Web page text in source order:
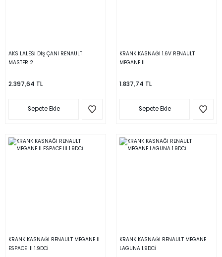
AKS LALESİ DIŞ ÇANI RENAULT
MASTER 2
2.397,64 TL
Sepete Ekle
KRANK KASNAĞI 1.6V RENAULT
MEGANE II
1.837,74 TL
Sepete Ekle
KRANK KASNAĞI RENAULT MEGANE II
ESPACE III 1.9DCİ
KRANK KASNAĞI RENAULT MEGANE
LAGUNA 1.9DCİ